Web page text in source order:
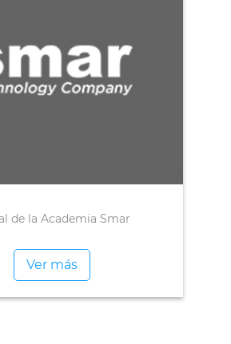
de la Academia Smar
Ver más